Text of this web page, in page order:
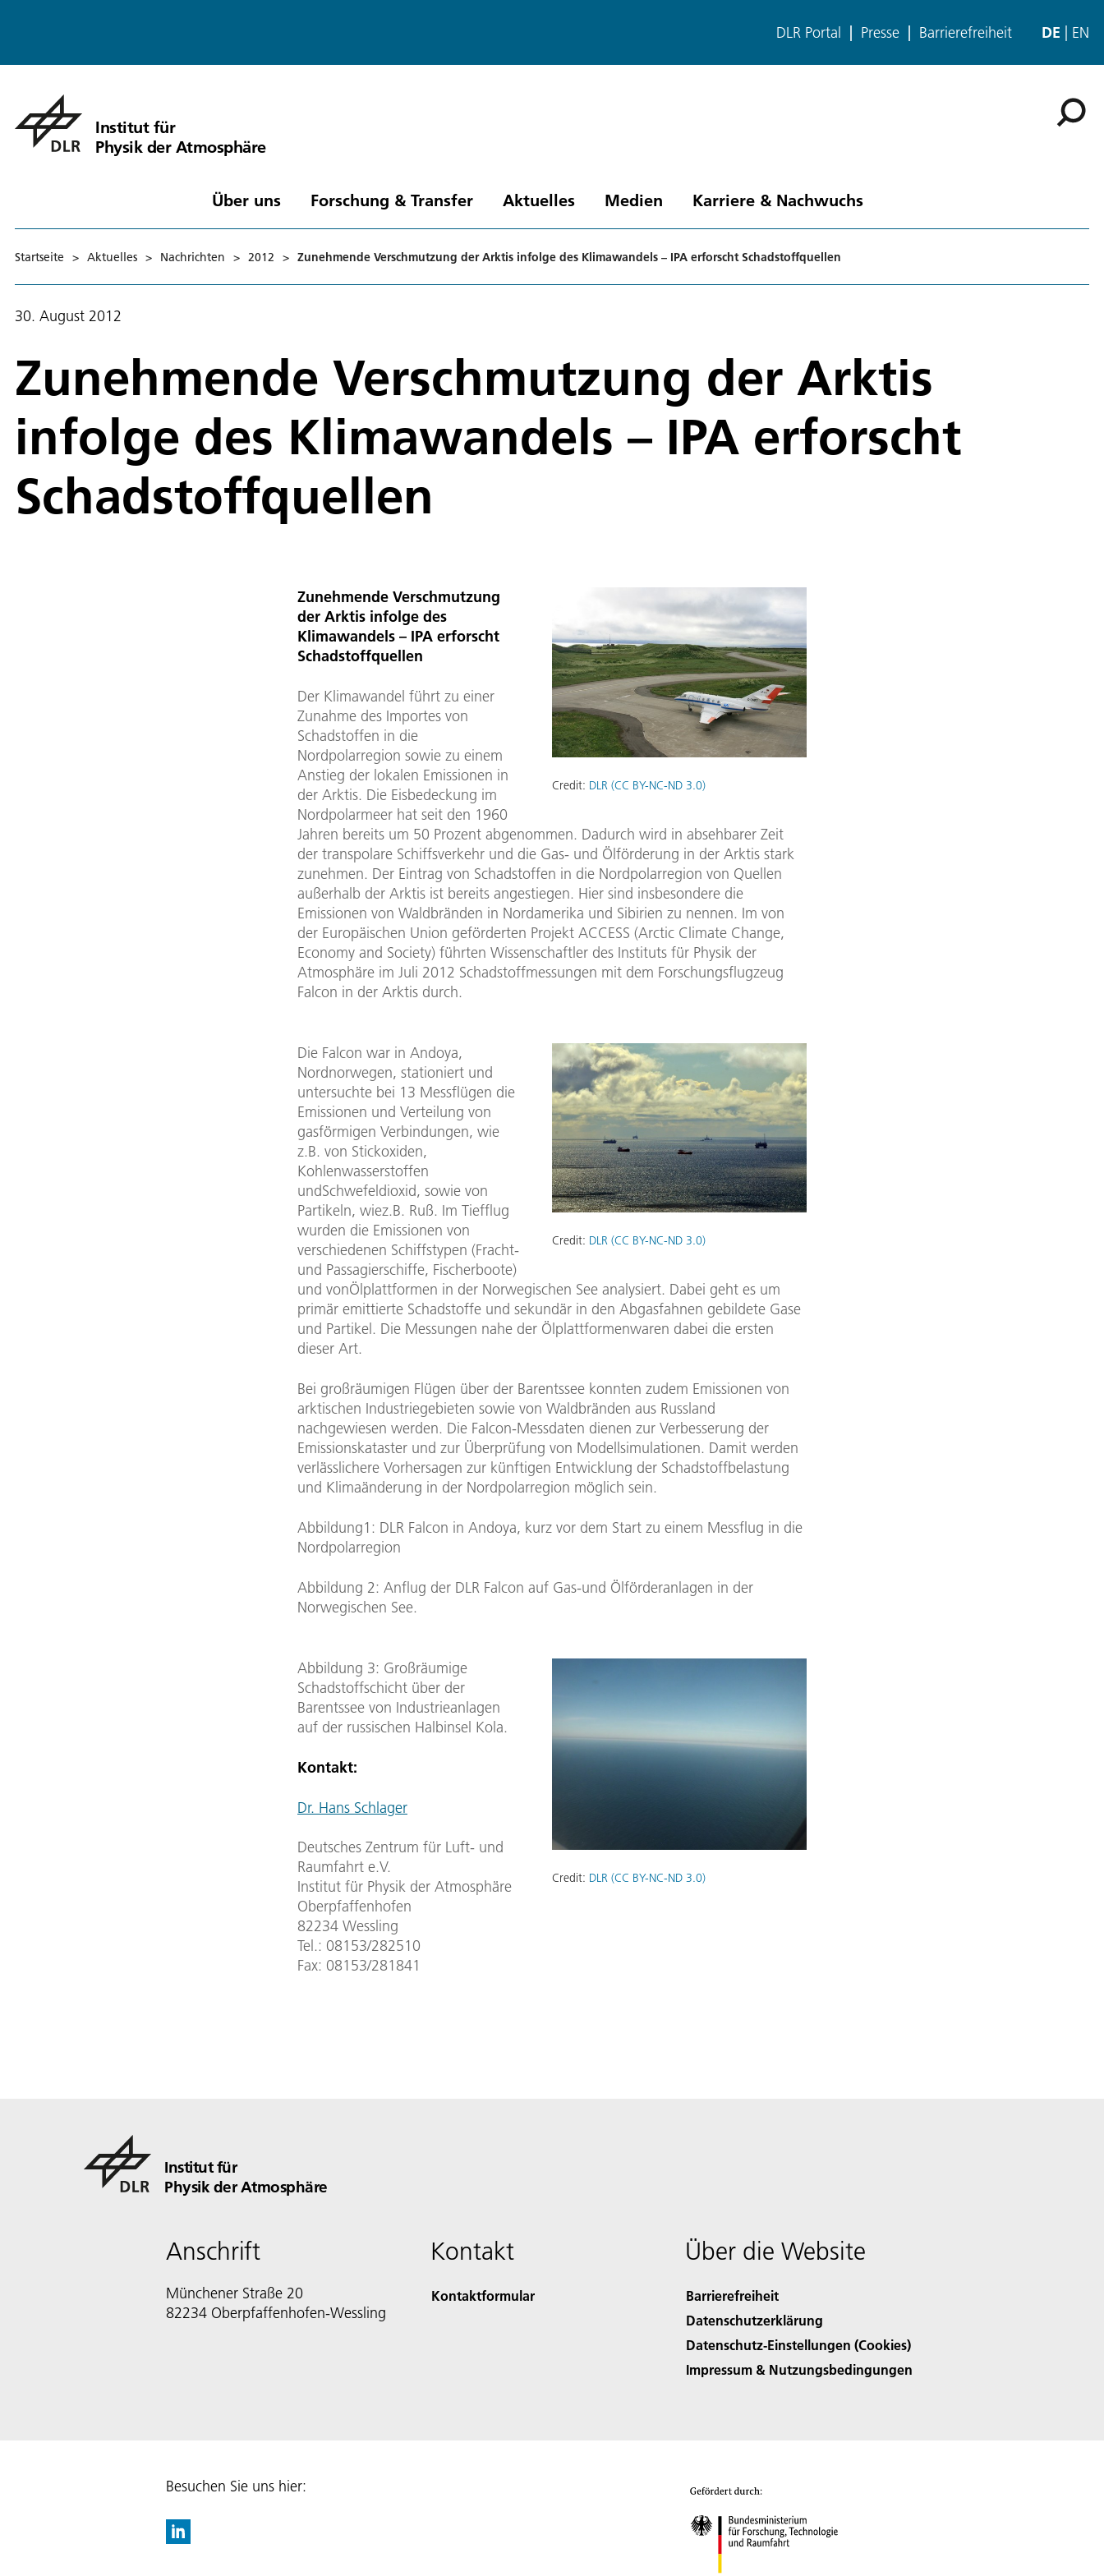
DLR Portal Presse Barrierefreiheit DE EN
Institut für
Physik der Atmosphäre
Über uns Forschung & Transfer Aktuelles Medien Karriere & Nachwuchs
Startseite > Aktuelles > Nachrichten > 2012 > Zunehmende Verschmutzung der Arktis infolge des Klimawandels – IPA erforscht Schadstoffquellen
30. August 2012
Zunehmende Verschmutzung der Arktis
infolge des Klimawandels – IPA erforscht
Schadstoffquellen
Credit: DLR (CC BY-NC-ND 3.0)
Zunehmende Verschmutzung
der Arktis infolge des
Klimawandels – IPA erforscht
Schadstoffquellen
Der Klimawandel führt zu einer
Zunahme des Importes von
Schadstoffen in die
Nordpolarregion sowie zu einem
Anstieg der lokalen Emissionen in
der Arktis. Die Eisbedeckung im
Nordpolarmeer hat seit den 1960
Jahren bereits um 50 Prozent abgenommen. Dadurch wird in absehbarer Zeit
der transpolare Schiffsverkehr und die Gas- und Ölförderung in der Arktis stark
zunehmen. Der Eintrag von Schadstoffen in die Nordpolarregion von Quellen
außerhalb der Arktis ist bereits angestiegen. Hier sind insbesondere die
Emissionen von Waldbränden in Nordamerika und Sibirien zu nennen. Im von
der Europäischen Union geförderten Projekt ACCESS (Arctic Climate Change,
Economy and Society) führten Wissenschaftler des Instituts für Physik der
Atmosphäre im Juli 2012 Schadstoffmessungen mit dem Forschungsflugzeug
Falcon in der Arktis durch.
Credit: DLR (CC BY-NC-ND 3.0)
Die Falcon war in Andoya,
Nordnorwegen, stationiert und
untersuchte bei 13 Messflügen die
Emissionen und Verteilung von
gasförmigen Verbindungen, wie
z.B. von Stickoxiden,
Kohlenwasserstoffen
undSchwefeldioxid, sowie von
Partikeln, wiez.B. Ruß. Im Tiefflug
wurden die Emissionen von
verschiedenen Schiffstypen (Fracht-
und Passagierschiffe, Fischerboote)
und vonÖlplattformen in der Norwegischen See analysiert. Dabei geht es um
primär emittierte Schadstoffe und sekundär in den Abgasfahnen gebildete Gase
und Partikel. Die Messungen nahe der Ölplattformenwaren dabei die ersten
dieser Art.
Bei großräumigen Flügen über der Barentssee konnten zudem Emissionen von
arktischen Industriegebieten sowie von Waldbränden aus Russland
nachgewiesen werden. Die Falcon-Messdaten dienen zur Verbesserung der
Emissionskataster und zur Überprüfung von Modellsimulationen. Damit werden
verlässlichere Vorhersagen zur künftigen Entwicklung der Schadstoffbelastung
und Klimaänderung in der Nordpolarregion möglich sein.
Abbildung1: DLR Falcon in Andoya, kurz vor dem Start zu einem Messflug in die
Nordpolarregion
Abbildung 2: Anflug der DLR Falcon auf Gas-und Ölförderanlagen in der
Norwegischen See.
Credit: DLR (CC BY-NC-ND 3.0)
Abbildung 3: Großräumige
Schadstoffschicht über der
Barentssee von Industrieanlagen
auf der russischen Halbinsel Kola.
Kontakt:
Dr. Hans Schlager
Deutsches Zentrum für Luft- und
Raumfahrt e.V.
Institut für Physik der Atmosphäre
Oberpfaffenhofen
82234 Wessling
Tel.: 08153/282510
Fax: 08153/281841
Institut für
Physik der Atmosphäre
Anschrift
Münchener Straße 20
82234 Oberpfaffenhofen-Wessling
Kontakt
Kontaktformular
Über die Website
Barrierefreiheit
Datenschutzerklärung
Datenschutz-Einstellungen (Cookies)
Impressum & Nutzungsbedingungen
Besuchen Sie uns hier: